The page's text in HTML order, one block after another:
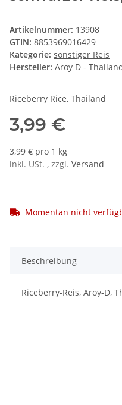
Artikelnummer: 13908
GTIN: 8853969016429
Kategorie: sonstiger Reis
Hersteller: Aroy D -
Riceberry Rice, Thailand
3,99 €
3,99 € pro 1 kg
inkl. USt. , zzgl. Versand
Momentan nicht
Beschreibung
Riceberry-Reis, Aroy-D,